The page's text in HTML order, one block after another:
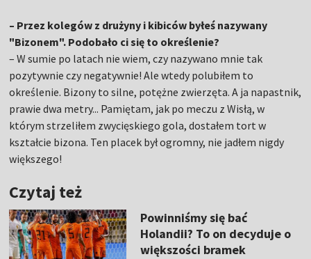
– Przez kolegów z drużyny i kibiców byłeś nazywany
"Bizonem". Podobało ci się to określenie?
– W sumie po latach nie wiem, czy nazywano mnie tak
pozytywnie czy negatywnie! Ale wtedy polubiłem to
określenie. Bizony to silne, potężne zwierzęta. A ja napastnik,
prawie dwa metry... Pamiętam, jak po meczu z Wisłą, w
którym strzeliłem zwycięskiego gola, dostałem tort w
kształcie bizona. Ten placek był ogromny, nie jadłem nigdy
większego!
Czytaj też
Powinniśmy się bać
Holandii? To on decyduje o
większości bramek